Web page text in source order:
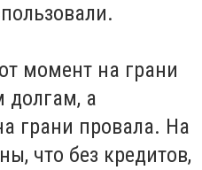
момент на грани
долгам, а
грани провала. На
что без кредитов,